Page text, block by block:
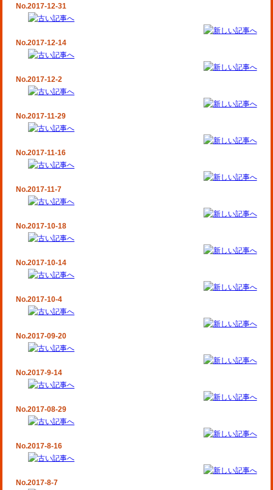
No.2017-12-31
No.2017-12-14
No.2017-12-2
No.2017-11-29
No.2017-11-16
No.2017-11-7
No.2017-10-18
No.2017-10-14
No.2017-10-4
No.2017-09-20
No.2017-9-14
No.2017-08-29
No.2017-8-16
No.2017-8-7